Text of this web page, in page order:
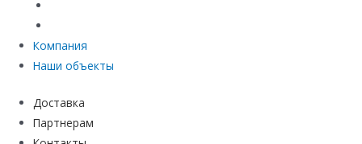
Компания
Наши объекты
Доставка
Партнерам